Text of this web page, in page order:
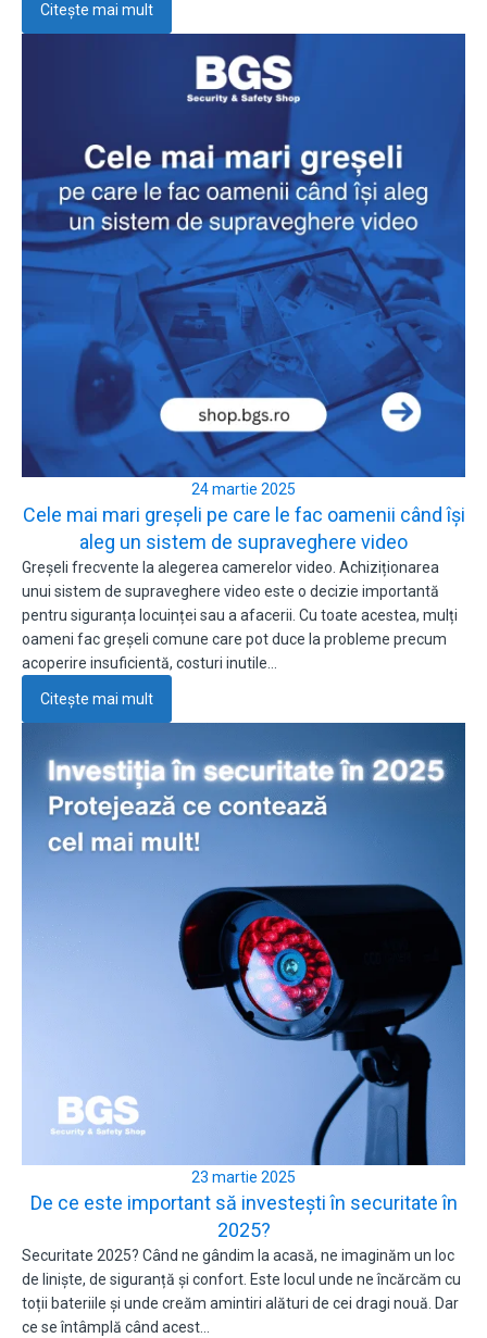
Citește mai mult
24 martie 2025
Cele mai mari greșeli pe care le fac oamenii când își
aleg un sistem de supraveghere video
Greșeli frecvente la alegerea camerelor video. Achiziționarea
unui sistem de supraveghere video este o decizie importantă
pentru siguranța locuinței sau a afacerii. Cu toate acestea, mulți
oameni fac greșeli comune care pot duce la probleme precum
acoperire insuficientă, costuri inutile…
Citește mai mult
23 martie 2025
De ce este important să investești în securitate în
2025?
Securitate 2025? Când ne gândim la acasă, ne imaginăm un loc
de liniște, de siguranță și confort. Este locul unde ne încărcăm cu
toții bateriile și unde creăm amintiri alături de cei dragi nouă. Dar
ce se întâmplă când acest…